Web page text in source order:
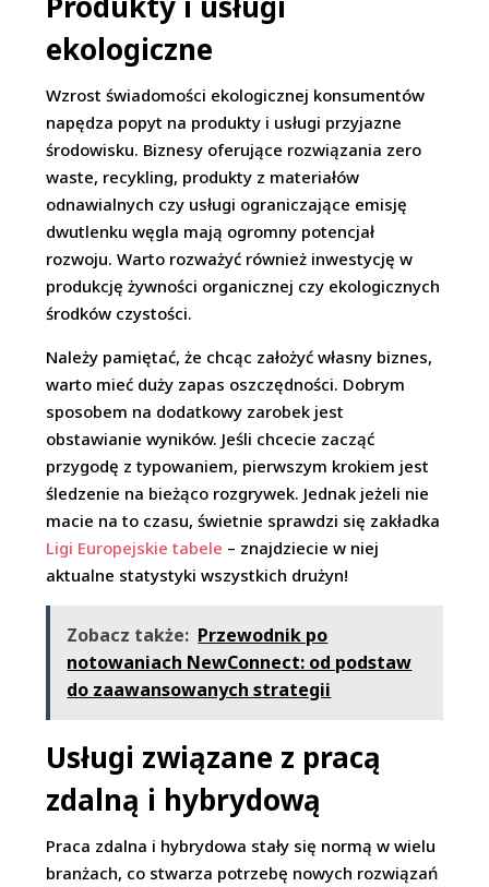
ekologiczne
Wzrost świadomości ekologicznej konsumentów
napędza popyt na produkty i usługi przyjazne
środowisku. Biznesy oferujące rozwiązania zero
waste, recykling, produkty z materiałów
odnawialnych czy usługi ograniczające emisję
dwutlenku węgla mają ogromny potencjał
rozwoju. Warto rozważyć również inwestycję w
produkcję żywności organicznej czy ekologicznych
środków czystości.
Należy pamiętać, że chcąc założyć własny biznes,
warto mieć duży zapas oszczędności. Dobrym
sposobem na dodatkowy zarobek jest
obstawianie wyników. Jeśli chcecie zacząć
przygodę z typowaniem, pierwszym krokiem jest
śledzenie na bieżąco rozgrywek. Jednak jeżeli nie
macie na to czasu, świetnie sprawdzi się zakładka
Ligi Europejskie tabele – znajdziecie w niej
aktualne statystyki wszystkich drużyn!
Zobacz także: Przewodnik po
notowaniach NewConnect: od podstaw
do zaawansowanych strategii
Usługi związane z pracą
zdalną i hybrydową
Praca zdalna i hybrydowa stały się normą w wielu
branżach, co stwarza potrzebę nowych rozwiązań